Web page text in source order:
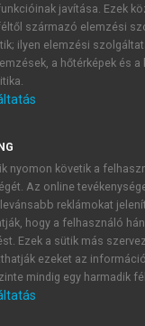
a MeRSZ újdonságairól,
az Akadémiai Kiadó Zrt.
javítása. Ezek
származó elemzési
ilyen elemzési
a hőtérképek és
nyomon követik a
Az online
reklámokat
hogy a felhasználó
Ezek a sütik más
ezeket az
mindig egy harmadik